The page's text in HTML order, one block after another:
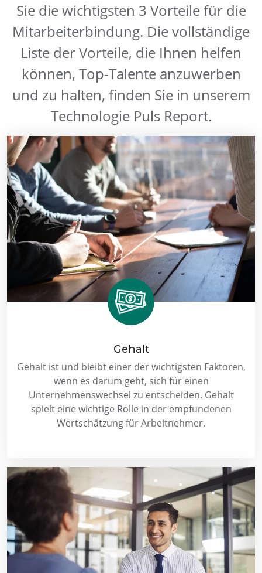
Sie die wichtigsten 3 Vorteile für die
Mitarbeiterbindung. Die vollständige
Liste der Vorteile, die Ihnen helfen
können, Top-Talente anzuwerben
und zu halten, finden Sie in unserem
Technologie Puls Report.
Gehalt
Gehalt ist und bleibt einer der wichtigsten Faktoren,
wenn es darum geht, sich für einen
Unternehmenswechsel zu entscheiden. Gehalt
spielt eine wichtige Rolle in der empfundenen
Wertschätzung für Arbeitnehmer.